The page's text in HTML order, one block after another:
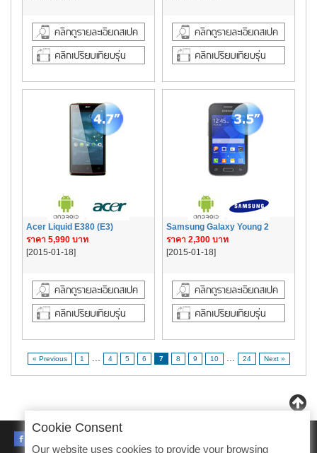
Acer Liquid E380 (E3)
ราคา 5,990 บาท
[2015-01-18]
Samsung Galaxy Young 2
ราคา 2,300 บาท
[2015-01-18]
« Previous 1 4 5 6 7 8 9 10 24 Next »
Cookie Consent
Our website uses cookies to provide your browsing